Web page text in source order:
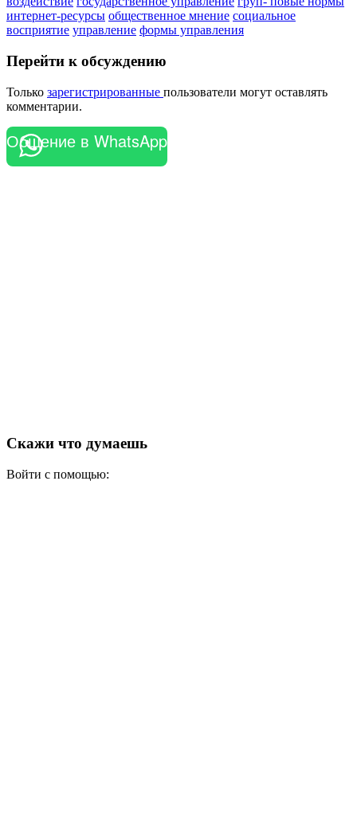
интернет-ресурсы общественное мнение социальное
восприятие управление формы управления
Перейти к обсуждению
Только зарегистрированные пользователи могут оставлять
комментарии.
Общение в WhatsApp
Скажи что думаешь
Войти с помощью: